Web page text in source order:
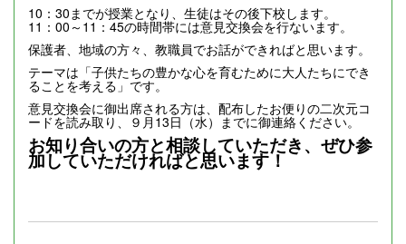
10：30までが授業となり、生徒はその後下校します。
11：00～11：45の時間帯には意見交換会を行ないます。
保護者、地域の方々、教職員でお話ができればと思います。
テーマは「子供たちの豊かな心を育むために大人たちにでき
ることを考える」です。
意見交換会に御出席される方は、配布したお便りの二次元コ
ードを読み取り、９月13日（水）までに御連絡ください。
お知り合いの方と相談していただき、ぜひ参
加していただければと思います！